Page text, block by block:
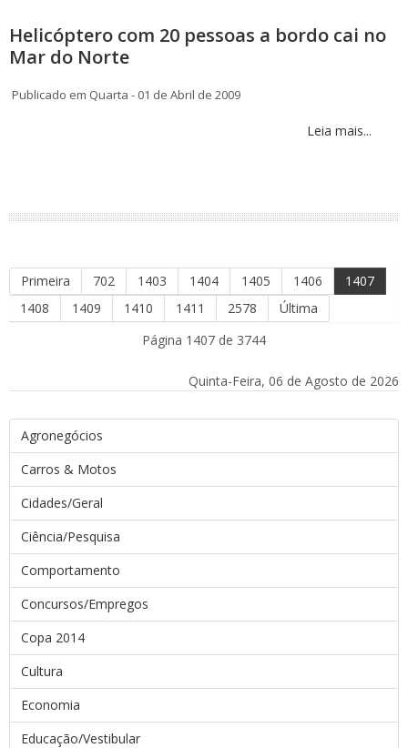
Helicóptero com 20 pessoas a bordo cai no
Mar do Norte
Publicado em Quarta - 01 de Abril de 2009
Leia mais...
Primeira 702 1403 1404 1405 1406
1407
1408
1409 1410 1411 2578
Última
Página 1407 de 3744
Quinta-Feira, 06 de Agosto de 2026
Agronegócios
Carros & Motos
Cidades/Geral
Ciência/Pesquisa
Comportamento
Concursos/Empregos
Copa 2014
Cultura
Economia
Educação/Vestibular